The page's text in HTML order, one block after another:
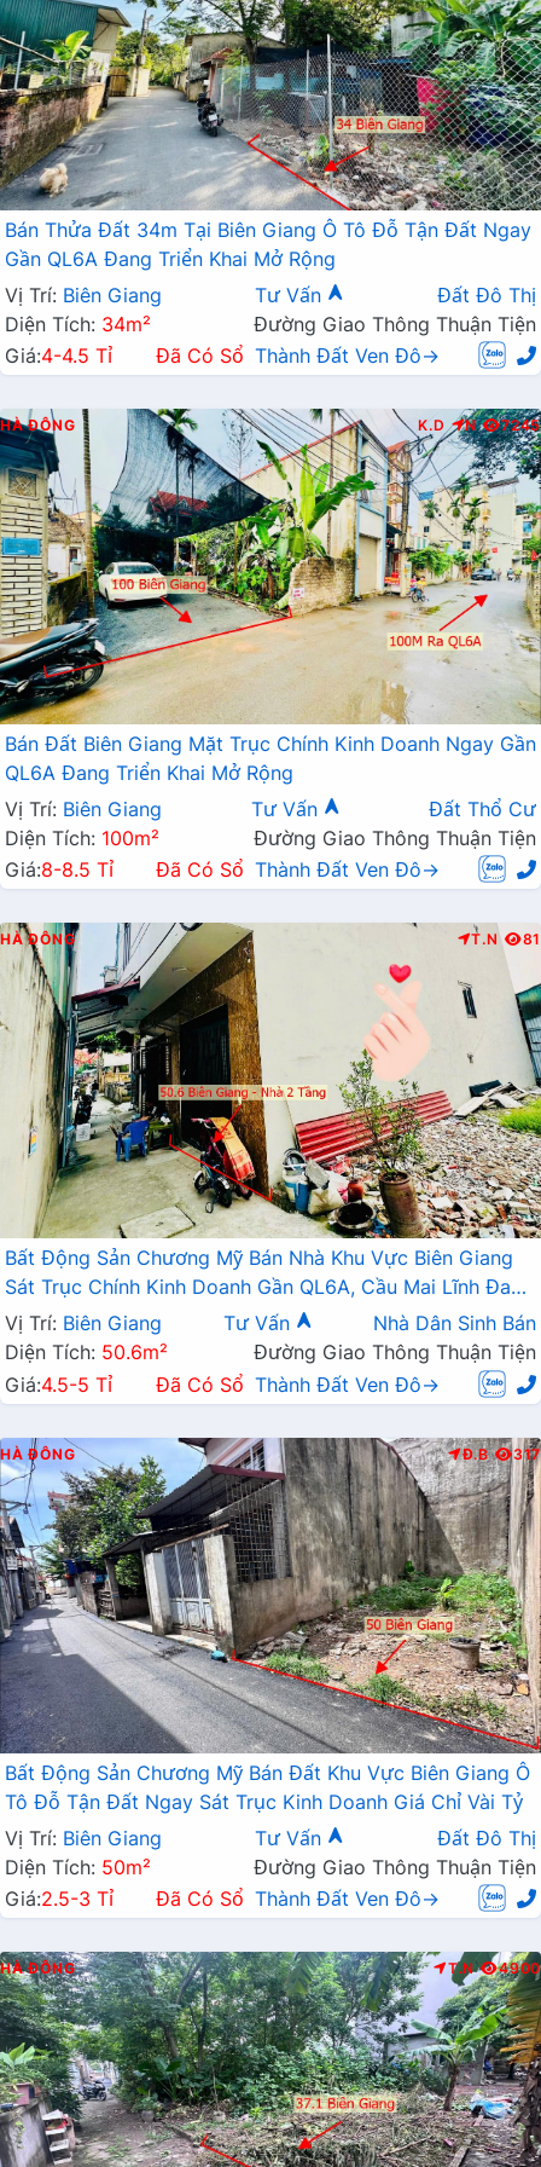
Bán Thửa Đất 34m Tại Biên Giang Ô Tô Đỗ Tận Đất Ngay
Gần QL6A Đang Triển Khai Mở Rộng
Vị Trí: Biên Giang Tư Vấn
Đất Đô Thị
Diện Tích: 34m²
Đường Giao Thông Thuận Tiện
Giá:4-4.5 Tỉ Đã Có Sổ Thành Đất Ven Đô→
HÀ ĐÔNG K.D N 7245
Bán Đất Biên Giang Mặt Trục Chính Kinh Doanh Ngay Gần
QL6A Đang Triển Khai Mở Rộng
Vị Trí: Biên Giang Tư Vấn
Đất Thổ Cư
Diện Tích: 100m²
Đường Giao Thông Thuận Tiện
Giá:8-8.5 Tỉ Đã Có Sổ Thành Đất Ven Đô→
HÀ ĐÔNG T.N 81
Bất Động Sản Chương Mỹ Bán Nhà Khu Vực Biên Giang
Sát Trục Chính Kinh Doanh Gần QL6A, Cầu Mai Lĩnh Đang
Mở Rộng
Vị Trí: Biên Giang Tư Vấn
Nhà Dân Sinh Bán
Diện Tích: 50.6m²
Đường Giao Thông Thuận Tiện
Giá:4.5-5 Tỉ Đã Có Sổ Thành Đất Ven Đô→
HÀ ĐÔNG Đ.B 317
Bất Động Sản Chương Mỹ Bán Đất Khu Vực Biên Giang Ô
Tô Đỗ Tận Đất Ngay Sát Trục Kinh Doanh Giá Chỉ Vài Tỷ
Vị Trí: Biên Giang Tư Vấn
Đất Đô Thị
Diện Tích: 50m²
Đường Giao Thông Thuận Tiện
Giá:2.5-3 Tỉ Đã Có Sổ Thành Đất Ven Đô→
HÀ ĐÔNG T.N 4900